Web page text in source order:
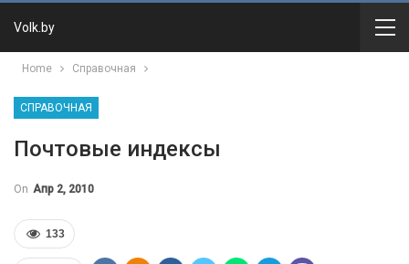
Volk.by
Home Справочная
СПРАВОЧНАЯ
Почтовые индексы
On Апр 2, 2010
133